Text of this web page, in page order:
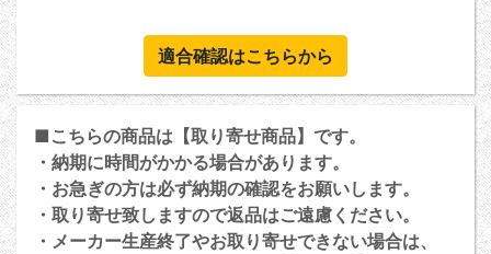
適合確認はこちらから
■こちらの商品は【取り寄せ商品】です。
・納期に時間がかかる場合があります。
・お急ぎの方は必ず納期の確認をお願いします。
・取り寄せ致しますので返品はご遠慮ください。
・メーカー生産終了やお取り寄せできない場合は、